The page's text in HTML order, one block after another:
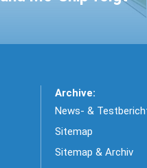
Archive:
News- &
Sitemap
Sitemap & Archiv